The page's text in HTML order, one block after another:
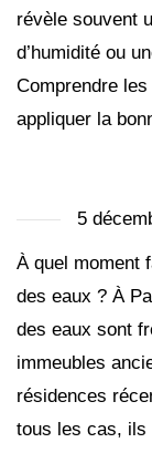
révèle souvent
d’humidité ou
Comprendre
appliquer la
5
À quel moment
des eaux ? À
des eaux sont
immeubles
résidences
tous les cas, ils